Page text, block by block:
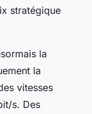
stratégique
la
la
vitesses
s. Des